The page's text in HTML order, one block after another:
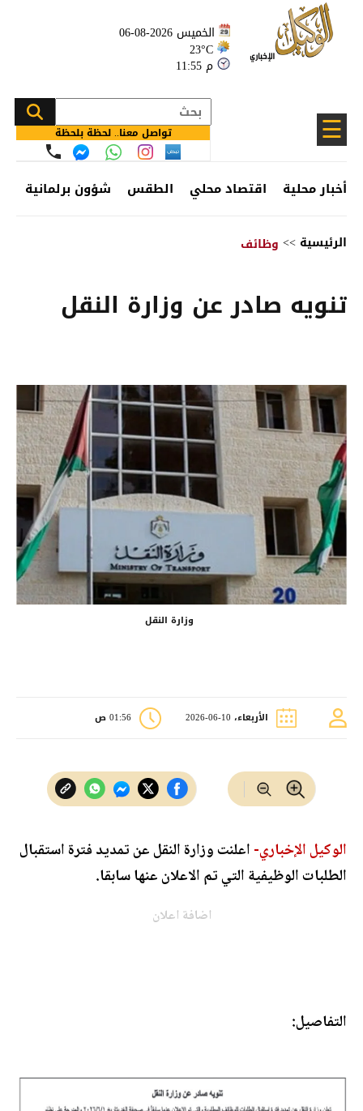
الخميس 2026-08-06
23°C
11:55 م
☰ تواصل معنا.. لحظة بلحظة
أخبار محلية اقتصاد محلي الطقس شؤون برلمانية
الرئيسية >> وظائف
تنويه صادر عن وزارة النقل
وزارة النقل
الأربعاء، 10-06-2026 01:56 ص
الوكيل الإخباري-اعلنت وزارة النقل عن تمديد فترة استقبال
الطلبات الوظيفية التي تم الاعلان عنها سابقا.
اضافة اعلان
التفاصيل: